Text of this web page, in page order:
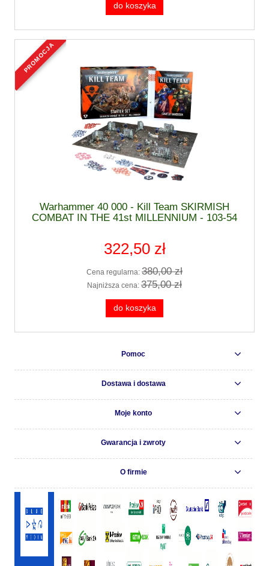
do koszyka
Warhammer 40 000 - Kill Team SKIRMISH
COMBAT IN THE 41st MILLENNIUM - 103-54
322,50 zł
Cena regularna: 380,00 zł
Najniższa cena: 375,00 zł
do koszyka
promocja
Pomoc
Dostawa i dostawa
Moje konto
Gwarancja i zwroty
O firmie